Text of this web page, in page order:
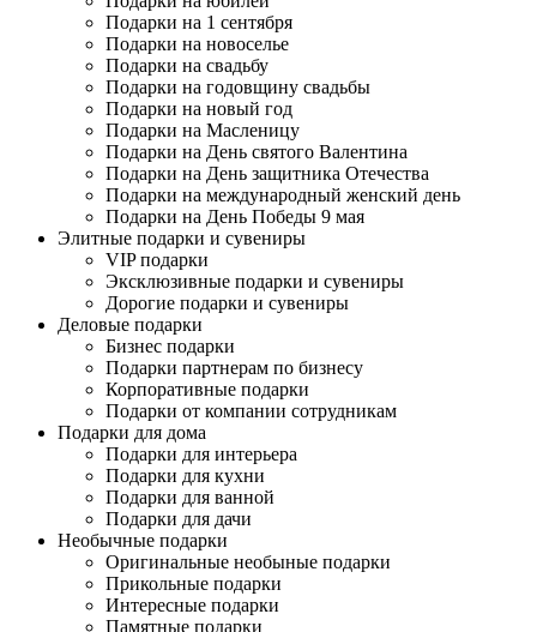
Подарки на 1 сентября
Подарки на новоселье
Подарки на свадьбу
Подарки на годовщину свадьбы
Подарки на новый год
Подарки на Масленицу
Подарки на День святого Валентина
Подарки на День защитника Отечества
Подарки на международный женский день
Подарки на День Победы 9 мая
Элитные подарки и сувениры
VIP подарки
Эксклюзивные подарки и сувениры
Дорогие подарки и сувениры
Деловые подарки
Бизнес подарки
Подарки партнерам по бизнесу
Корпоративные подарки
Подарки от компании сотрудникам
Подарки для дома
Подарки для интерьера
Подарки для кухни
Подарки для ванной
Подарки для дачи
Необычные подарки
Оригинальные необыные подарки
Прикольные подарки
Интересные подарки
Памятные подарки